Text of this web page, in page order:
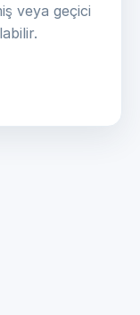
veya geçici